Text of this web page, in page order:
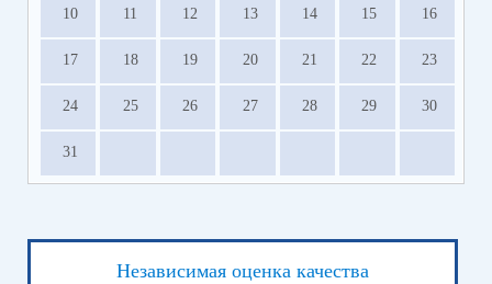
10 11 12 13 14 15 16
17 18 19 20 21 22 23
24 25 26 27 28 29 30
31
Независимая оценка качества